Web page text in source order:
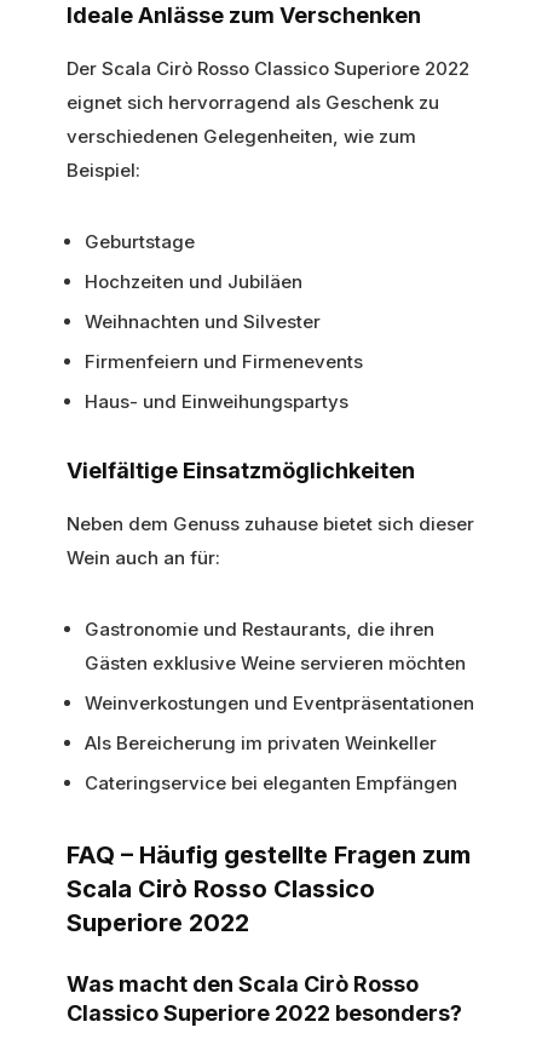
Ideale Anlässe zum Verschenken
Der Scala Cirò Rosso Classico Superiore 2022
eignet sich hervorragend als Geschenk zu
verschiedenen Gelegenheiten, wie zum
Beispiel:
Geburtstage
Hochzeiten und Jubiläen
Weihnachten und Silvester
Firmenfeiern und Firmenevents
Haus- und Einweihungspartys
Vielfältige Einsatzmöglichkeiten
Neben dem Genuss zuhause bietet sich dieser
Wein auch an für:
Gastronomie und Restaurants, die ihren
Gästen exklusive Weine servieren möchten
Weinverkostungen und Eventpräsentationen
Als Bereicherung im privaten Weinkeller
Cateringservice bei eleganten Empfängen
FAQ – Häufig gestellte Fragen zum
Scala Cirò Rosso Classico
Superiore 2022
Was macht den Scala Cirò Rosso
Classico Superiore 2022 besonders?